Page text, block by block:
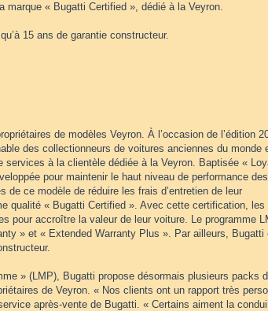
marque « Bugatti Certified », dédié à la Veyron.
15 ans de garantie constructeur.
de modèles Veyron. À l’occasion de l’édition
des collectionneurs de voitures anciennes du monde
à la clientèle dédiée à la Veyron. Baptisée «
pour maintenir le haut niveau de performance
de ce modèle de réduire les frais d’entretien de leur
qualité « Bugatti Certified ». Avec cette certification, les
pour accroître la valeur de leur voiture. Le programme
» et « Extended Warranty Plus ». Par ailleurs, Bugatti
» (LMP), Bugatti propose désormais plusieurs packs
de Veyron. « Nos clients ont un rapport très
après-vente de Bugatti. « Certains aiment la